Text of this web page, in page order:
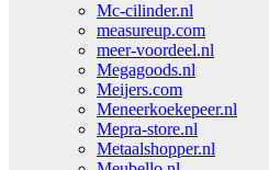
Mc-cilinder.nl
measureup.com
meer-voordeel.nl
Megagoods.nl
Meijers.com
Meneerkoekepeer.nl
Mepra-store.nl
Metaalshopper.nl